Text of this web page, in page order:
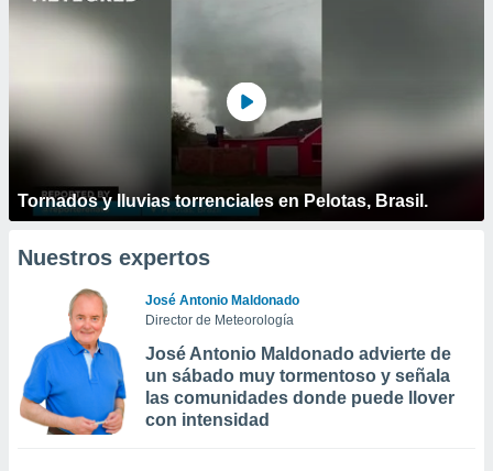
Tornados y lluvias torrenciales en Pelotas, Brasil.
Nuestros expertos
José Antonio Maldonado
Director de Meteorología
José Antonio Maldonado advierte de
un sábado muy tormentoso y señala
las comunidades donde puede llover
con intensidad